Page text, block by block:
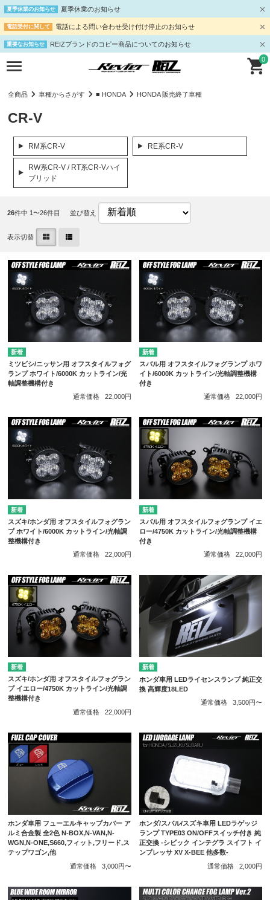
夏季休業のお知らせ 夏季休業のお知らせ
電話受付に関して 電話による問い合わせ受け付け停止のお知らせ
重要なお知らせ REIZブランドのコピー商品についてのお知らせ
0
全商品 車種からさがす ■ HONDA HONDA 販売終了車種
CR-V
RM系CR-V RE系CR-V
RW系CR-V / RT系CR-Vハイ
ブリッド
26件中 1〜26件目 並び替え
表示切替
ミツビシ/ニッサン用 オフスタイルフォグ
ランプ ホワイト/6000K カットライン/光
軸調整機構付き
通常価格
22,000円
スバル用 オフスタイルフォグランプ ホワ
イト/6000K カットライン/光軸調整機構
付き
通常価格
22,000円
スズキ/ホンダ用 オフスタイルフォグラン
プ ホワイト/6000K カットライン/光軸調
整機構付き
通常価格
22,000円
スバル用 オフスタイルフォグランプ イエ
ロー/4750K カットライン/光軸調整機構
付き
通常価格
22,000円
スズキ/ホンダ用 オフスタイルフォグラン
プ イエロー/4750K カットライン/光軸調
整機構付き
通常価格
22,000円
ホンダ車用 LEDライセンスランプ 純正交
換 高輝度18LED
通常価格
3,500円〜
ホンダ車用 フューエルキャップカバー ア
ルミ合金製 全2色 N-BOX,N-VAN,N-
WGN,N-ONE,S660,フィット,フリード,ス
テップワゴン,他
通常価格
3,000円〜
ホンダ/スバル/スズキ車用 LEDラゲッジ
ランプ TYPE03 ON/OFFスイッチ付き 純
正交換 -シビック インテグラ スイフト イ
ンプレッサ XV X-BEE 他多数-
通常価格
2,000円